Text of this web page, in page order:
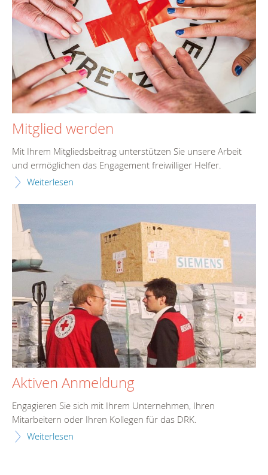
Mitglied werden
Mit Ihrem Mitgliedsbeitrag unterstützen Sie unsere Arbeit
und ermöglichen das Engagement freiwilliger Helfer.
Weiterlesen
Aktiven Anmeldung
Engagieren Sie sich mit Ihrem Unternehmen, Ihren
Mitarbeitern oder Ihren Kollegen für das DRK.
Weiterlesen